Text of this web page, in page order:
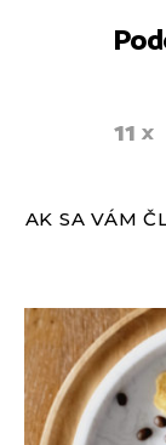
11
AK SA VÁM